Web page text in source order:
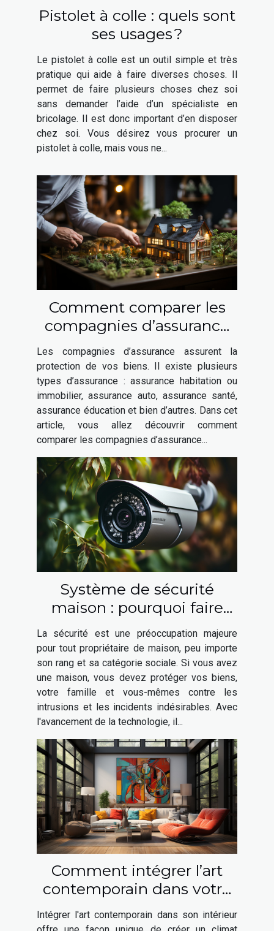
Pistolet à colle : quels sont
ses usages ?
Le pistolet à colle est un outil simple et très
pratique qui aide à faire diverses choses. Il
permet de faire plusieurs choses chez soi
sans demander l’aide d’un spécialiste en
bricolage. Il est donc important d’en disposer
chez soi. Vous désirez vous procurer un
pistolet à colle, mais vous ne...
Comment comparer les
compagnies d’assurance
habitation ?
Les compagnies d’assurance assurent la
protection de vos biens. Il existe plusieurs
types d’assurance : assurance habitation ou
immobilier, assurance auto, assurance santé,
assurance éducation et bien d’autres. Dans cet
article, vous allez découvrir comment
comparer les compagnies d’assurance...
Système de sécurité
maison : pourquoi faire
appel à un expert en
sécurité ?
La sécurité est une préoccupation majeure
pour tout propriétaire de maison, peu importe
son rang et sa catégorie sociale. Si vous avez
une maison, vous devez protéger vos biens,
votre famille et vous-mêmes contre les
intrusions et les incidents indésirables. Avec
l'avancement de la technologie, il...
Comment intégrer l’art
contemporain dans votre
intérieur ?
Intégrer l'art contemporain dans son intérieur